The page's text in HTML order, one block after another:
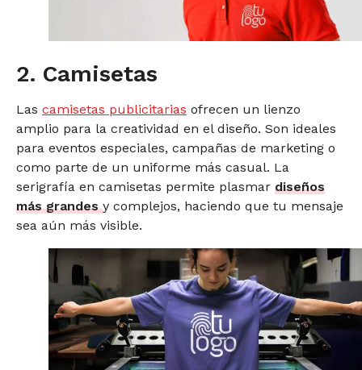
2. Camisetas
Las camisetas publicitarias ofrecen un lienzo
amplio para la creatividad en el diseño. Son ideales
para eventos especiales, campañas de marketing o
como parte de un uniforme más casual. La
serigrafía en camisetas permite plasmar diseños
más grandesy complejos, haciendo que tu mensaje
sea aún más visible.